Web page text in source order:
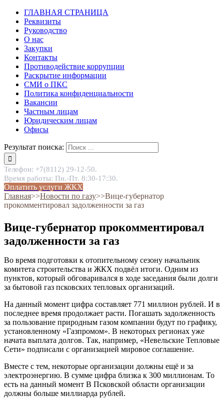
ГЛАВНАЯ СТРАНИЦА
Реквизиты
Руководство
О нас
Закупки
Контакты
Противодействие коррупции
Раскрытие информации
СМИ о ПКС
Политика конфиденциальности
Вакансии
Частным лицам
Юридическим лицам
Офисы
Результат поиска:
Телефон: +7(8112) 29-12-50.
Время работы: Пн.-Пт. 8:30-17:30.
Оплатить услуги ЖКХ
Главная˃˃Новости по газу˃˃Вице-губернатор
прокомментировал задолженности за газ
Вице-губернатор прокомментировал
задолженности за газ
Во время подготовки к отопительному сезону начальник
комитета строительства и ЖКХ подвёл итоги. Одним из
пунктов, который обговаривался в ходе заседания были долги
за бытовой газ псковских тепловых организаций.
На данный момент цифра составляет 771 миллион рублей. И в
последнее время продолжает расти. Погашать задолженность
за пользование природным газом компании будут по графику,
установленному «Газпромом». В некоторых регионах уже
начата выплата долгов. Так, например, «Невельские Тепловые
Сети» подписали с организацией мировое соглашение.
Вместе с тем, некоторые организации должны ещё и за
электроэнергию. В сумме цифра близка к 300 миллионам. То
есть на данный момент В Псковской области организации
должны больше миллиарда рублей.